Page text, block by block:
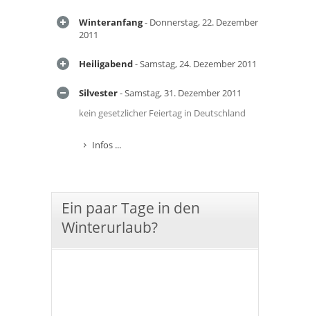
Winteranfang- Donnerstag, 22. Dezember
2011
Heiligabend- Samstag, 24. Dezember 2011
Silvester- Samstag, 31. Dezember 2011
kein gesetzlicher Feiertag in Deutschland
Infos ...
Ein paar Tage in den
Winterurlaub?